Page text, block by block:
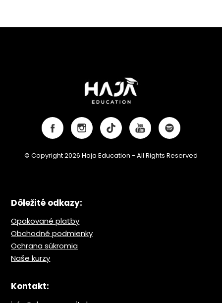
© Copyright 2026 Haja Education - All Rights Reserved
Dôležité odkazy:
Opakované platby
Obchodné podmienky
Ochrana súkromia
Naše kurzy
Kontakt: